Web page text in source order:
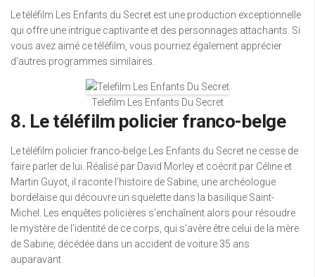
Le téléfilm Les Enfants du Secret est une production exceptionnelle
qui offre une intrigue captivante et des personnages attachants. Si
vous avez aimé ce téléfilm, vous pourriez également apprécier
d’autres programmes similaires.
Telefilm Les Enfants Du Secret
8. Le téléfilm policier franco-belge
Le téléfilm policier franco-belge Les Enfants du Secret ne cesse de
faire parler de lui. Réalisé par David Morley et coécrit par Céline et
Martin Guyot, il raconte l’histoire de Sabine, une archéologue
bordelaise qui découvre un squelette dans la basilique Saint-
Michel. Les enquêtes policières s’enchaînent alors pour résoudre
le mystère de l’identité de ce corps, qui s’avère être celui de la mère
de Sabine, décédée dans un accident de voiture 35 ans
auparavant.